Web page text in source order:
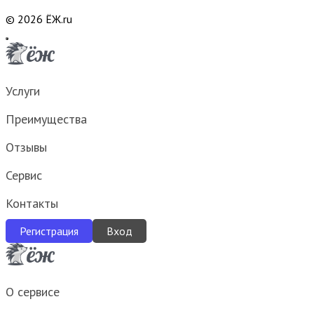
© 2026 ЁЖ.ru
Услуги
Преимущества
Отзывы
Сервис
Контакты
Регистрация Вход
О сервисе